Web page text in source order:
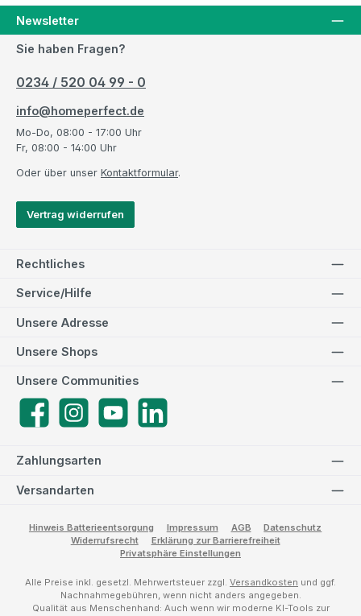
Newsletter
Sie haben Fragen?
0234 / 520 04 99 - 0
info@homeperfect.de
Mo-Do, 08:00 - 17:00 Uhr
Fr, 08:00 - 14:00 Uhr
Oder über unser Kontaktformular.
Vertrag widerrufen
Rechtliches
Service/Hilfe
Zahlungsarten
Versandarten
Unsere Adresse
Unsere Communities
FacebookInstagramYouTube
Unsere Shops
Hinweis Batterieentsorgung Impressum AGB
Datenschutz
Widerrufsrecht
Erklärung zur Barrierefreiheit
Privatsphäre Einstellungen
Alle Preise inkl. gesetzl. Mehrwertsteuer zzgl. Versandkosten und ggf.
Nachnahmegebühren, wenn nicht anders angegeben.
Qualität aus Menschenhand: Auch wenn wir moderne KI-Tools zur